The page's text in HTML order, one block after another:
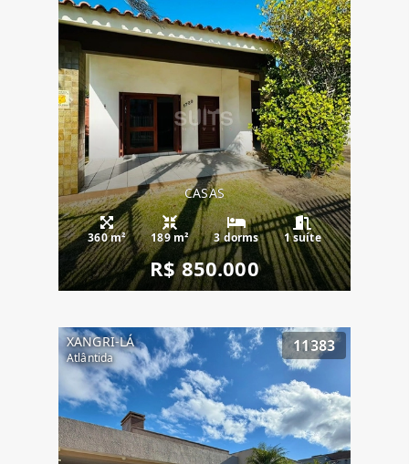
CASAS
360 m² 189 m² 3 dorms 1 suíte
R$ 850.000
XANGRI-LÁ
Atlântida
11383